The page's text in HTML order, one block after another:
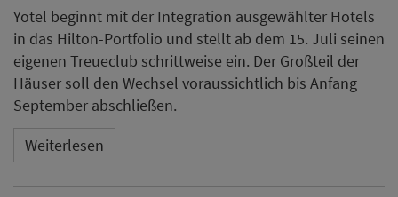
Yotel beginnt mit der Integration ausgewählter Hotels
in das Hilton-Portfolio und stellt ab dem 15. Juli seinen
eigenen Treueclub schrittweise ein. Der Großteil der
Häuser soll den Wechsel voraussichtlich bis Anfang
September abschließen.
Weiterlesen